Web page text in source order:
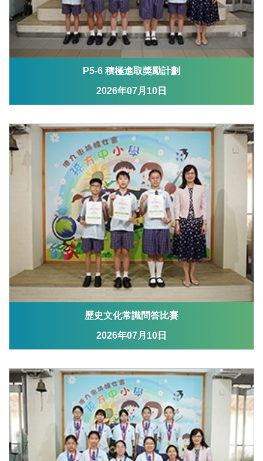
P5-6 積極進取獎勵計劃
2026年07月10日
歷史文化常識問答比賽
2026年07月10日